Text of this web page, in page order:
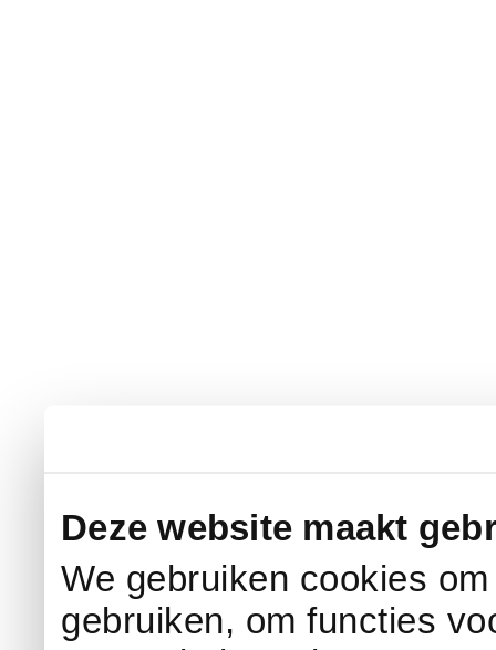
Deze website maakt
We gebruiken cookies
gebruiken, om functies